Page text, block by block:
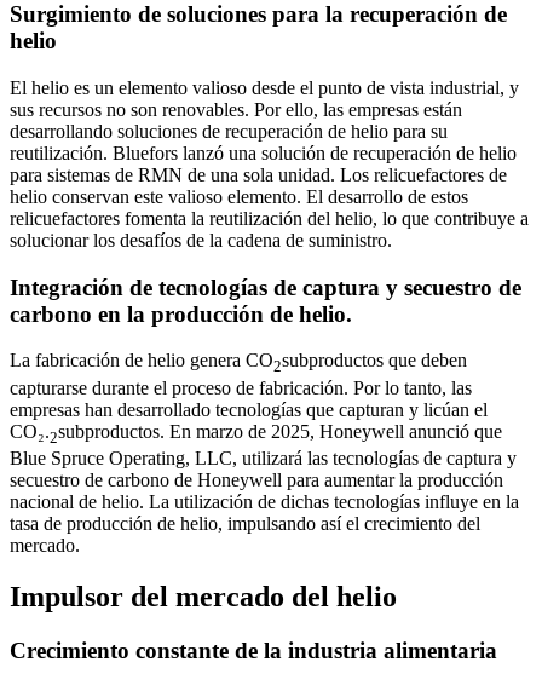
Surgimiento de soluciones para la recuperación de
helio
El helio es un elemento valioso desde el punto de vista industrial, y
sus recursos no son renovables. Por ello, las empresas están
desarrollando soluciones de recuperación de helio para su
reutilización. Bluefors lanzó una solución de recuperación de helio
para sistemas de RMN de una sola unidad. Los relicuefactores de
helio conservan este valioso elemento. El desarrollo de estos
relicuefactores fomenta la reutilización del helio, lo que contribuye a
solucionar los desafíos de la cadena de suministro.
Integración de tecnologías de captura y secuestro de
carbono en la producción de helio.
La fabricación de helio genera CO2subproductos que deben
capturarse durante el proceso de fabricación. Por lo tanto, las
empresas han desarrollado tecnologías que capturan y licúan el
CO₂.2subproductos. En marzo de 2025, Honeywell anunció que
Blue Spruce Operating, LLC, utilizará las tecnologías de captura y
secuestro de carbono de Honeywell para aumentar la producción
nacional de helio. La utilización de dichas tecnologías influye en la
tasa de producción de helio, impulsando así el crecimiento del
mercado.
Impulsor del mercado del helio
Crecimiento constante de la industria alimentaria